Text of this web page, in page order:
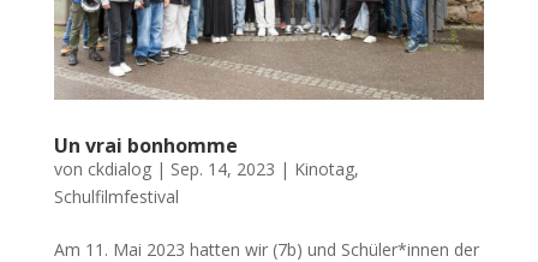
Un vrai bonhomme
von ckdialog| Sep. 14, 2023 | Kinotag,
Schulfilmfestival
Am 11. Mai 2023 hatten wir (7b) und Schüler*innen der